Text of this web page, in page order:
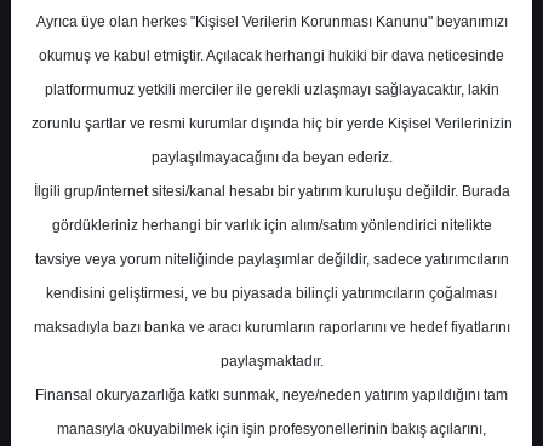
0
Get.
0
Salı, 30 Eylül 2025
En Yüksek Tahmin 58,50 ₺
Ortalama Fiyat Tahmini 49,71 ₺
Ortalama Getiri Potansiyeli %46.12
Ayrıca üye olan herkes "Kişisel Verilerin Korunması Kanunu" beyanımızı
okumuş ve kabul etmiştir. Açılacak herhangi hukiki bir dava neticesinde
platformumuz yetkili merciler ile gerekli uzlaşmayı sağlayacaktır, lakin
zorunlu şartlar ve resmi kurumlar dışında hiç bir yerde Kişisel Verilerinizin
paylaşılmayacağını da beyan ederiz.
İlgili grup/internet sitesi/kanal hesabı bir yatırım kuruluşu değildir. Burada
gördükleriniz herhangi bir varlık için alım/satım yönlendirici nitelikte
tavsiye veya yorum niteliğinde paylaşımlar değildir, sadece yatırımcıların
kendisini geliştirmesi, ve bu piyasada bilinçli yatırımcıların çoğalması
maksadıyla bazı banka ve aracı kurumların raporlarını ve hedef fiyatlarını
paylaşmaktadır.
Finansal okuryazarlığa katkı sunmak, neye/neden yatırım yapıldığını tam
manasıyla okuyabilmek için işin profesyonellerinin bakış açılarını,